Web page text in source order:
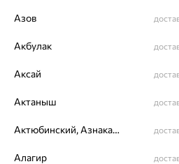
украшения, которые будут ловить
летом, и не переживайте о цене.
Акция действует
Азов
Акбулак
Аксай
Актаныш
Актюбинский, Азнакаевский район
Алагир